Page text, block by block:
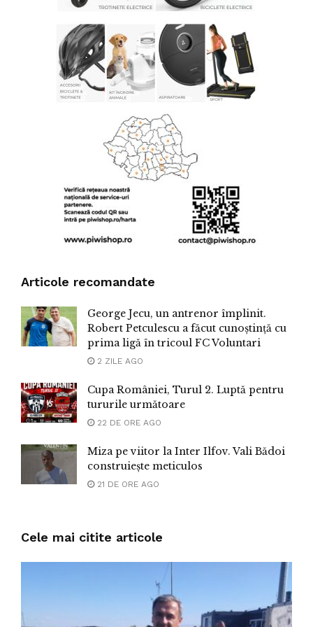
Articole recomandate
George Jecu, un antrenor împlinit.
Robert Petculescu a făcut cunoștință cu
prima ligă în tricoul FC Voluntari
2 ZILE AGO
Cupa României, Turul 2. Luptă pentru
tururile următoare
22 DE ORE AGO
Miza pe viitor la Inter Ilfov. Vali Bădoi
construiește meticulos
21 DE ORE AGO
Cele mai citite articole